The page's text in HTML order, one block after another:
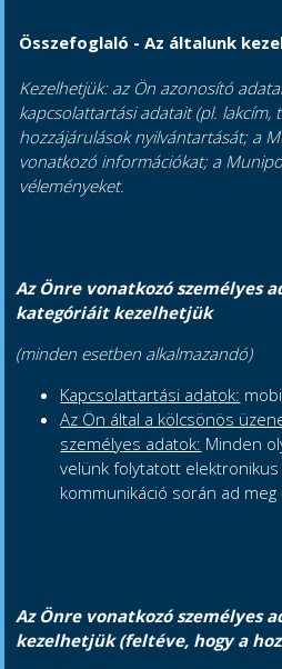
Összefoglaló - Az általunk
Kezelhetjük: az Ön azonosító
kapcsolattartási adatait (pl. lakcím,
hozzájárulások nyilvántartását; a
vonatkozó információkat; a
véleményeket.
Az Önre vonatkozó személyes
kategóriáit kezelhetjük
(minden esetben alkalmazandó)
Kapcsolattartási adatok:
Az Ön által a kölcsönös
személyes adatok: Minden
velünk folytatott
kommunikáció során ad meg
Az Önre vonatkozó személyes
kezelhetjük (feltéve, hogy a